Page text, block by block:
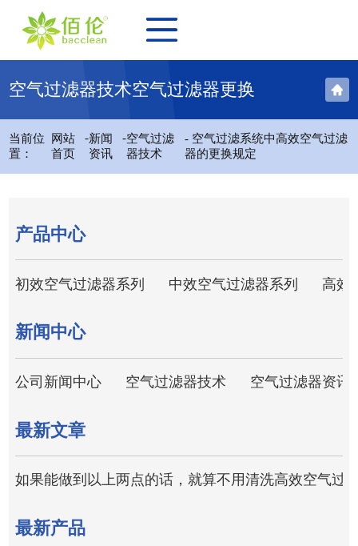
空气过滤器技术空气过滤器更换
当前位
置：
网站
首页
-新闻
资讯
-空气过滤
器技术
- 空气过滤系统中高效空气过滤
器的更换规定
产品中心
初效空气过滤器系列 中效空气过滤器系列 高效
新闻中心
公司新闻中心 空气过滤器技术 空气过滤器资讯
最新文章
如果能做到以上两点的话，就算不用清洗高效空气过
最新产品